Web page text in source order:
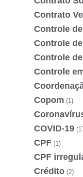
Contrato
Controle
Controle
Controle
Controle
Copom (1)
COVID-19
CPF (1)
CPF
Crédito (2)